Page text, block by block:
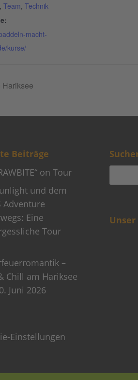
, Team, Technik
macht-
kurse/
Beiträge
on Tour
und dem
Adventure
Eine
Tour
–
Chill am Hariksee
Juni 2026
Einstellungen